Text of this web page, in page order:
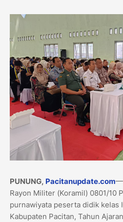
PUNUNG, ​Pacitanupdate.com—
Rayon Militer (Koramil) 0801/10
purnawiyata peserta didik kelas
Kabupaten Pacitan, Tahun